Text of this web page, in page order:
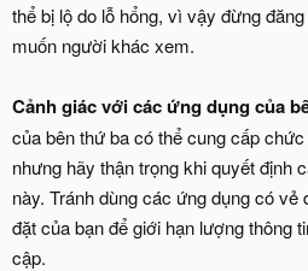
thể bị lộ do lỗ hổng, vì vậy đừng
muốn người khác xem.
Cảnh giác với các ứng dụng của
của bên thứ ba có thể cung cấp
nhưng hãy thận trọng khi quyết định
này. Tránh dùng các ứng dụng có
đặt của bạn để giới hạn lượng thông
cập.